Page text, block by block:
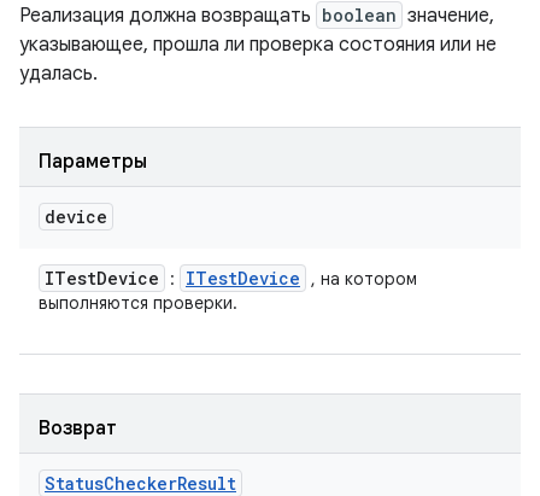
Реализация должна возвращать boolean значение,
указывающее, прошла ли проверка состояния или не
удалась.
Параметры
device
ITestDevice : ITestDevice
, на котором
выполняются проверки.
Возврат
StatusCheckerResult